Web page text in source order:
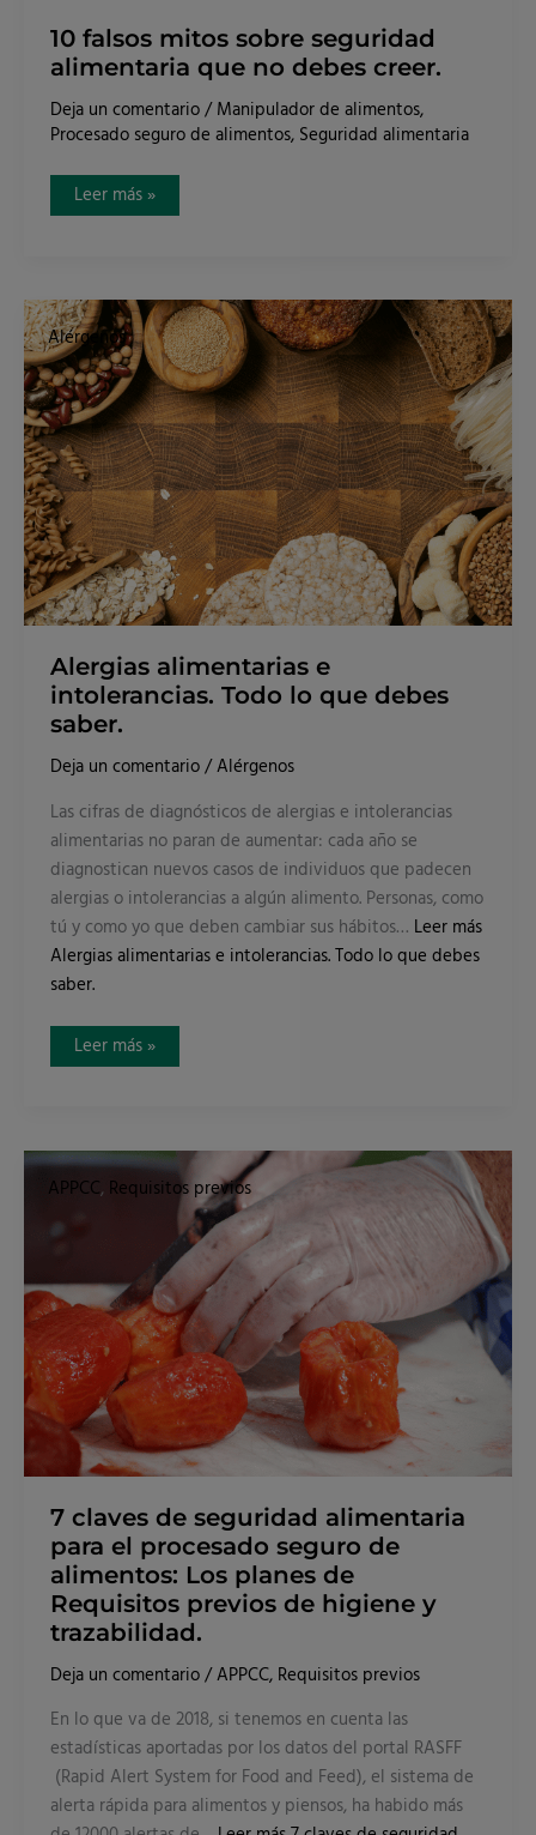
10 falsos mitos sobre seguridad
alimentaria que no debes creer.
Deja un comentario / Manipulador de alimentos,
Procesado seguro de alimentos, Seguridad alimentaria
Leer más »
Alérgenos
Alergias alimentarias e
intolerancias. Todo lo que debes
saber.
Deja un comentario /Alérgenos
Las cifras de diagnósticos de alergias e intolerancias
alimentarias no paran de aumentar: cada año se
diagnostican nuevos casos de individuos que padecen
alergias o intolerancias a algún alimento. Personas, como
tú y como yo que deben cambiar sus hábitos… Leer más
Alergias alimentarias e intolerancias. Todo lo que debes
saber.
Alergias
alimentarias
e
intolerancias.
Todo
lo
que
debes
saber.
Leer más »
APPCC, Requisitos previos
7 claves de seguridad alimentaria
para el procesado seguro de
alimentos: Los planes de
Requisitos previos de higiene y
trazabilidad.
Deja un comentario /APPCC, Requisitos previos
En lo que va de 2018, si tenemos en cuenta las
estadísticas aportadas por los datos del portal RASFF
(Rapid Alert System for Food and Feed), el sistema de
alerta rápida para alimentos y piensos, ha habido más
7
claves
de
alimentaria
procesado
seguro
de
alimentos:
Los
planes
de
Requisitos
previos
de
higiene
y
trazabilidad.